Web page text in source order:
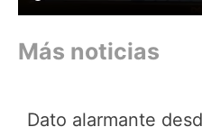
Más noticias
Dato alarmante